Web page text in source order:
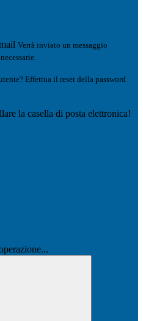
Verrà inviato un messaggio
Effettua il reset della password
la casella di posta elettronica!